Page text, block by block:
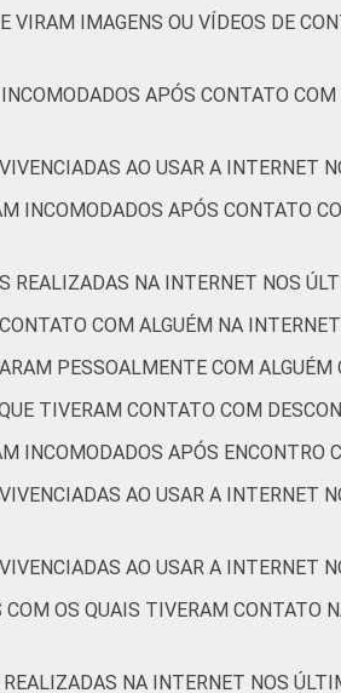
7 2
21 2
18 2
20 3
21 2
20 9
VIRAM IMAGENS OU VÍDEOS DE
APÓS CONTATO
AO USAR A INTERNET
INCOMODADOS APÓS CONTATO
REALIZADAS NA INTERNET NOS
COM ALGUÉM NA
PESSOALMENTE COM ALGUÉM
TIVERAM CONTATO COM
INCOMODADOS APÓS ENCONTRO
AO USAR A INTERNET
AO USAR A INTERNET
OS QUAIS TIVERAM
NA INTERNET NOS